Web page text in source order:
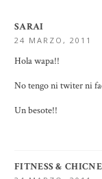
SARAI
24 MARZO, 2011
Hola wapa!!
No tengo ni twiter ni
Un besote!!
FITNESS &